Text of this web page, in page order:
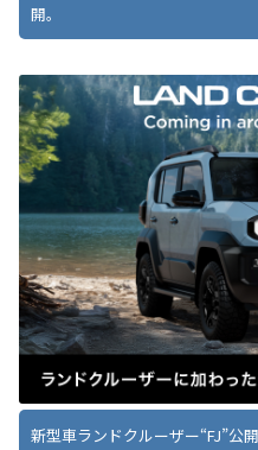
開。
新型車ランドクルーザー“FJ”公